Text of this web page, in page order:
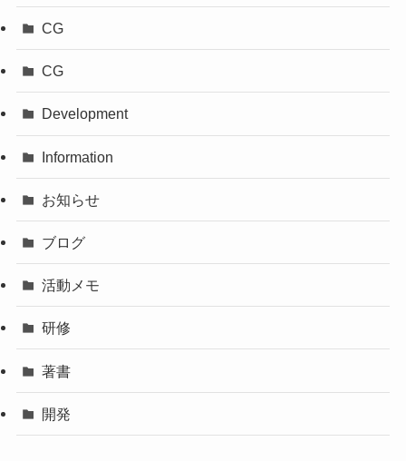
CG
CG
Development
Information
お知らせ
ブログ
活動メモ
研修
著書
開発